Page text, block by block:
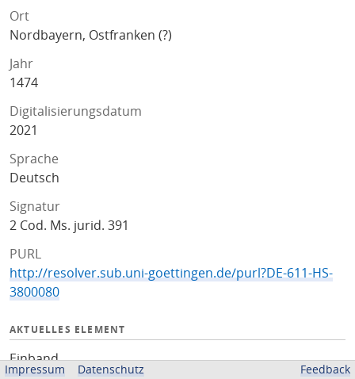
Ort
Nordbayern, Ostfranken (?)
Jahr
1474
Digitalisierungsdatum
2021
Sprache
Deutsch
Signatur
2 Cod. Ms. jurid. 391
PURL
http://resolver.sub.uni-goettingen.de/purl?DE-611-HS-
3800080
AKTUELLES ELEMENT
Einband
Impressum Datenschutz Feedback